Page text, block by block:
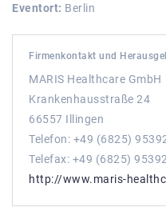
Eventort: Berlin
Firmenkontakt und
MARIS Healthcare GmbH
Krankenhausstraße 24
66557 Illingen
Telefon: +49 (6825)
Telefax: +49 (6825)
http://www.maris-